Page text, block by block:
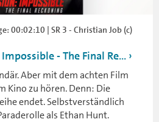
00:02:10 | SR 3 - Christian Job (c)
- The Final Re...
Aber mit dem achten Film
Kino zu hören. Denn: Die
endet. Selbstverständlich
als Ethan Hunt.